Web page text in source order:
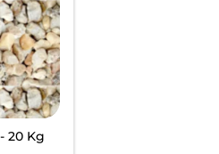
20 Kg